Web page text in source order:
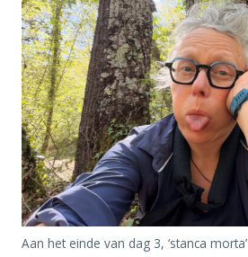
Aan het einde van dag 3, ‘stanca morta’